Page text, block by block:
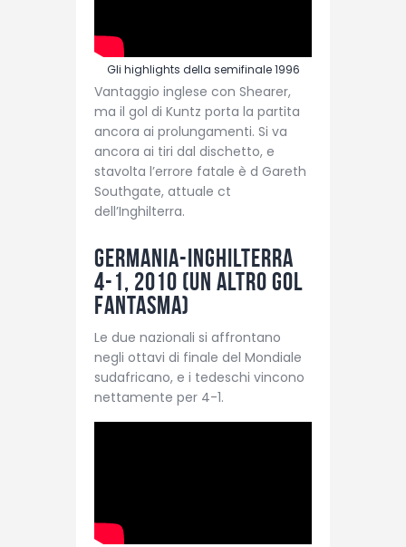
Gli highlights della semifinale 1996
Vantaggio inglese con Shearer,
ma il gol di Kuntz porta la partita
ancora ai prolungamenti. Si va
ancora ai tiri dal dischetto, e
stavolta l’errore fatale è d Gareth
Southgate, attuale ct
dell’Inghilterra.
Germania-Inghilterra
4-1, 2010 (Un altro gol
fantasma)
Le due nazionali si affrontano
negli ottavi di finale del Mondiale
sudafricano, e i tedeschi vincono
nettamente per 4-1.